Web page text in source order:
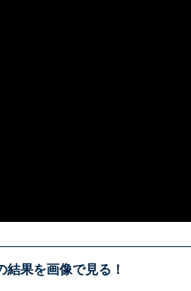
結果を画像で見る！